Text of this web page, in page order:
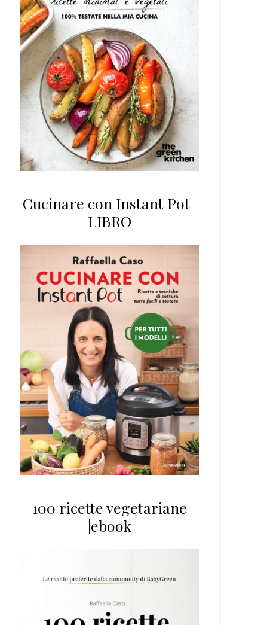
Cucinare con Instant Pot |
LIBRO
100 ricette vegetariane
|ebook